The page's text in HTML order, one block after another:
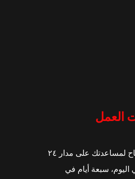
العمل
دعمنا متاح لمساعدتك على مدار ٢٤
سبعة أيام في